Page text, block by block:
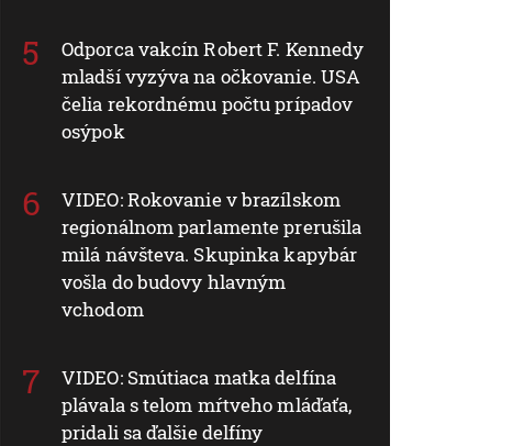
Odporca vakcín Robert F. Kennedy
mladší vyzýva na očkovanie. USA
čelia rekordnému počtu prípadov
osýpok
VIDEO: Rokovanie v brazílskom
regionálnom parlamente prerušila
milá návšteva. Skupinka kapybár
vošla do budovy hlavným
vchodom
VIDEO: Smútiaca matka delfína
plávala s telom mŕtveho mláďaťa,
pridali sa ďalšie delfíny